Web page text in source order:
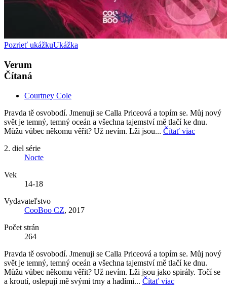
Pozrieť ukážkuUkážka
Verum
Čítaná
Courtney Cole
Pravda tě osvobodí. Jmenuji se Calla Priceová a topím se. Můj nový
svět je temný, temný oceán a všechna tajemství mě tlačí ke dnu.
Můžu vůbec někomu věřit? Už nevím. Lži jsou... Čítať viac
2. diel série
Nocte
Vek
14-18
Vydavateľstvo
CooBoo CZ, 2017
Počet strán
264
Pravda tě osvobodí. Jmenuji se Calla Priceová a topím se. Můj nový
svět je temný, temný oceán a všechna tajemství mě tlačí ke dnu.
Můžu vůbec někomu věřit? Už nevím. Lži jsou jako spirály. Točí se
a kroutí, oslepují mě svými trny a hadími... Čítať viac